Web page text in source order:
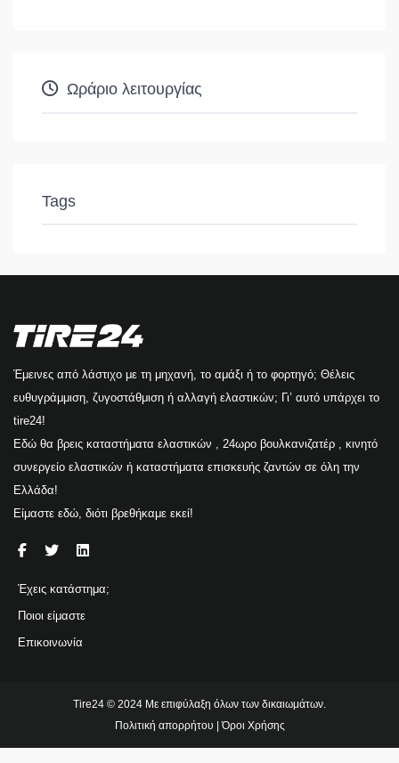
Ωράριο λειτουργίας
Tags
Έμεινες από λάστιχο με τη μηχανή, το αμάξι ή το φορτηγό; Θέλεις
ευθυγράμμιση, ζυγοστάθμιση ή αλλαγή ελαστικών; Γι’ αυτό υπάρχει το
tire24!
Εδώ θα βρεις καταστήματα ελαστικών , 24ωρο βουλκανιζατέρ , κινητό
συνεργείο ελαστικών ή καταστήματα επισκευής ζαντών σε όλη την
Ελλάδα!
Είμαστε εδώ, διότι βρεθήκαμε εκεί!
Έχεις κατάστημα;
Ποιοι είμαστε
Επικοινωνία
Tire24 © 2024 Με επιφύλαξη όλων των δικαιωμάτων.
Πολιτική απορρήτου |Όροι Χρήσης